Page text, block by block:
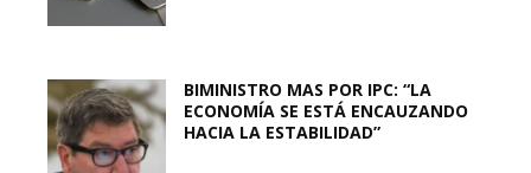
BIMINISTRO MAS POR IPC: “LA
ECONOMÍA SE ESTÁ ENCAUZANDO
HACIA LA ESTABILIDAD”